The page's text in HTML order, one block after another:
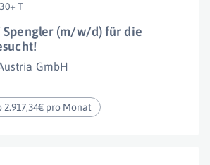
T
(m/w/d) für die
GmbH
2.917,34€ pro Monat